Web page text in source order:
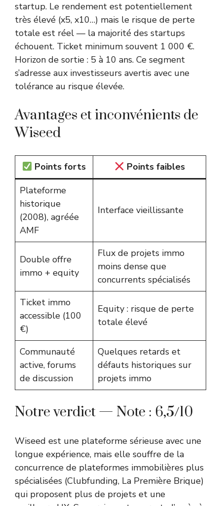
startup. Le rendement est potentiellement
très élevé (x5, x10…) mais le risque de perte
totale est réel — la majorité des startups
échouent. Ticket minimum souvent 1 000 €.
Horizon de sortie : 5 à 10 ans. Ce segment
s’adresse aux investisseurs avertis avec une
tolérance au risque élevée.
Avantages et inconvénients de
Wiseed
Points forts
Points faibles
Plateforme
historique
(2008), agréée
AMF
Interface vieillissante
Double offre
immo + equity
Flux de projets immo
moins dense que
concurrents spécialisés
Ticket immo
accessible (100
€)
Equity : risque de perte
totale élevé
Communauté
active, forums
de discussion
Quelques retards et
défauts historiques sur
projets immo
Notre verdict — Note : 6,5/10
Wiseed est une plateforme sérieuse avec une
longue expérience, mais elle souffre de la
concurrence de plateformes immobilières plus
spécialisées (Clubfunding, La Première Brique)
qui proposent plus de projets et une